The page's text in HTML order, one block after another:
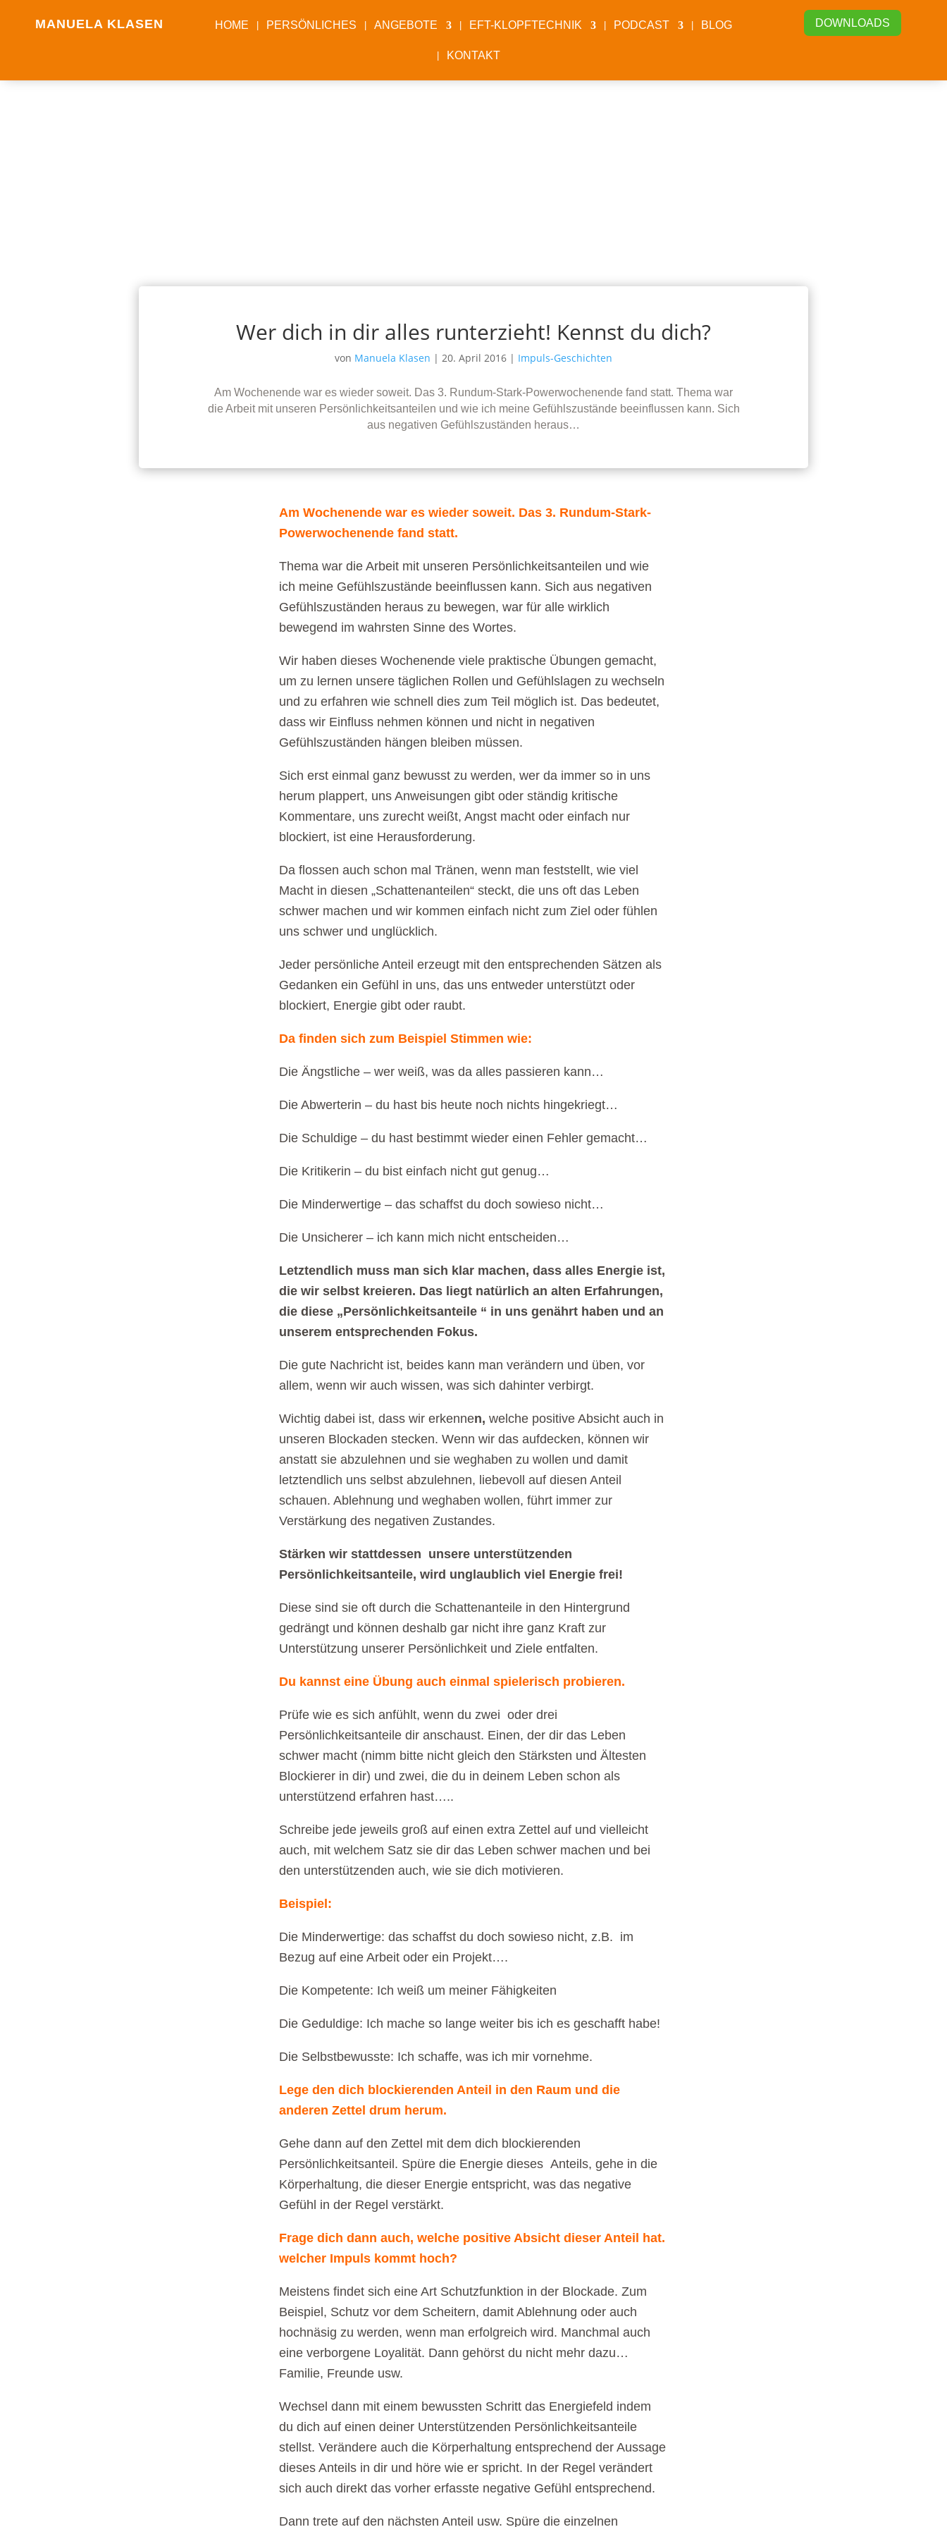
MANUELA KLASEN HOME PERSÖNLICHES ANGEBOTE EFT-KLOPFTECHNIK PODCAST BLOG
KONTAKT
DOWNLOADS
Wer dich in dir alles runterzieht! Kennst du dich?
von Manuela Klasen | 20. April 2016 | Impuls-Geschichten
Am Wochenende war es wieder soweit. Das 3. Rundum-Stark-Powerwochenende fand statt. Thema war
die Arbeit mit unseren Persönlichkeitsanteilen und wie ich meine Gefühlszustände beeinflussen kann. Sich
aus negativen Gefühlszuständen heraus…
Am Wochenende war es wieder soweit. Das 3. Rundum-Stark-
Powerwochenende fand statt.
Thema war die Arbeit mit unseren Persönlichkeitsanteilen und wie
ich meine Gefühlszustände beeinflussen kann. Sich aus negativen
Gefühlszuständen heraus zu bewegen, war für alle wirklich
bewegend im wahrsten Sinne des Wortes.
Wir haben dieses Wochenende viele praktische Übungen gemacht,
um zu lernen unsere täglichen Rollen und Gefühlslagen zu wechseln
und zu erfahren wie schnell dies zum Teil möglich ist. Das bedeutet,
dass wir Einfluss nehmen können und nicht in negativen
Gefühlszuständen hängen bleiben müssen.
Sich erst einmal ganz bewusst zu werden, wer da immer so in uns
herum plappert, uns Anweisungen gibt oder ständig kritische
Kommentare, uns zurecht weißt, Angst macht oder einfach nur
blockiert, ist eine Herausforderung.
Da flossen auch schon mal Tränen, wenn man feststellt, wie viel
Macht in diesen „Schattenanteilen“ steckt, die uns oft das Leben
schwer machen und wir kommen einfach nicht zum Ziel oder fühlen
uns schwer und unglücklich.
Jeder persönliche Anteil erzeugt mit den entsprechenden Sätzen als
Gedanken ein Gefühl in uns, das uns entweder unterstützt oder
blockiert, Energie gibt oder raubt.
Da finden sich zum Beispiel Stimmen wie:
Die Ängstliche – wer weiß, was da alles passieren kann…
Die Abwerterin – du hast bis heute noch nichts hingekriegt…
Die Schuldige – du hast bestimmt wieder einen Fehler gemacht…
Die Kritikerin – du bist einfach nicht gut genug…
Die Minderwertige – das schaffst du doch sowieso nicht…
Die Unsicherer – ich kann mich nicht entscheiden…
Letztendlich muss man sich klar machen, dass alles Energie ist,
die wir selbst kreieren. Das liegt natürlich an alten Erfahrungen,
die diese „Persönlichkeitsanteile “ in uns genährt haben und an
unserem entsprechenden Fokus.
Die gute Nachricht ist, beides kann man verändern und üben, vor
allem, wenn wir auch wissen, was sich dahinter verbirgt.
Wichtig dabei ist, dass wir erkennen, welche positive Absicht auch in
unseren Blockaden stecken. Wenn wir das aufdecken, können wir
anstatt sie abzulehnen und sie weghaben zu wollen und damit
letztendlich uns selbst abzulehnen, liebevoll auf diesen Anteil
schauen. Ablehnung und weghaben wollen, führt immer zur
Verstärkung des negativen Zustandes.
Stärken wir stattdessen unsere unterstützenden
Persönlichkeitsanteile, wird unglaublich viel Energie frei!
Diese sind sie oft durch die Schattenanteile in den Hintergrund
gedrängt und können deshalb gar nicht ihre ganz Kraft zur
Unterstützung unserer Persönlichkeit und Ziele entfalten.
Du kannst eine Übung auch einmal spielerisch probieren.
Prüfe wie es sich anfühlt, wenn du zwei oder drei
Persönlichkeitsanteile dir anschaust. Einen, der dir das Leben
schwer macht (nimm bitte nicht gleich den Stärksten und Ältesten
Blockierer in dir) und zwei, die du in deinem Leben schon als
unterstützend erfahren hast…..
Schreibe jede jeweils groß auf einen extra Zettel auf und vielleicht
auch, mit welchem Satz sie dir das Leben schwer machen und bei
den unterstützenden auch, wie sie dich motivieren.
Beispiel:
Die Minderwertige: das schaffst du doch sowieso nicht, z.B. im
Bezug auf eine Arbeit oder ein Projekt….
Die Kompetente: Ich weiß um meiner Fähigkeiten
Die Geduldige: Ich mache so lange weiter bis ich es geschafft habe!
Die Selbstbewusste: Ich schaffe, was ich mir vornehme.
Lege den dich blockierenden Anteil in den Raum und die
anderen Zettel drum herum.
Gehe dann auf den Zettel mit dem dich blockierenden
Persönlichkeitsanteil. Spüre die Energie dieses Anteils, gehe in die
Körperhaltung, die dieser Energie entspricht, was das negative
Gefühl in der Regel verstärkt.
Frage dich dann auch, welche positive Absicht dieser Anteil hat.
welcher Impuls kommt hoch?
Meistens findet sich eine Art Schutzfunktion in der Blockade. Zum
Beispiel, Schutz vor dem Scheitern, damit Ablehnung oder auch
hochnäsig zu werden, wenn man erfolgreich wird. Manchmal auch
eine verborgene Loyalität. Dann gehörst du nicht mehr dazu…
Familie, Freunde usw.
Wechsel dann mit einem bewussten Schritt das Energiefeld indem
du dich auf einen deiner Unterstützenden Persönlichkeitsanteile
stellst. Verändere auch die Körperhaltung entsprechend der Aussage
dieses Anteils in dir und höre wie er spricht. In der Regel verändert
sich auch direkt das vorher erfasste negative Gefühl entsprechend.
Dann trete auf den nächsten Anteil usw. Spüre die einzelnen